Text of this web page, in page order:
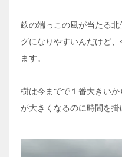
畝の端っこの風が当たる
グになりやすいんだけど
ます。
樹は今までで１番大きい
が大きくなるのに時間を掛